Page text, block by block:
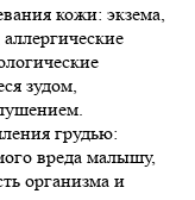
кожи: экзема,
зудом,
грудью:
вреда малышу,
организма и